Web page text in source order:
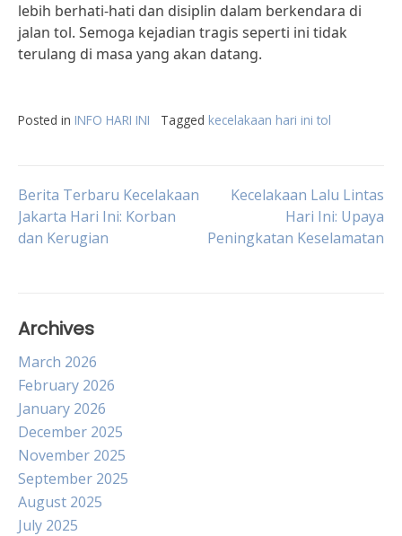
lebih berhati-hati dan disiplin dalam berkendara di
jalan tol. Semoga kejadian tragis seperti ini tidak
terulang di masa yang akan datang.
Posted in INFO HARI INI Tagged kecelakaan hari ini tol
Post
navigation
Berita Terbaru Kecelakaan
Jakarta Hari Ini: Korban
dan Kerugian
Kecelakaan Lalu Lintas
Hari Ini: Upaya
Peningkatan Keselamatan
Archives
March 2026
February 2026
January 2026
December 2025
November 2025
September 2025
August 2025
July 2025